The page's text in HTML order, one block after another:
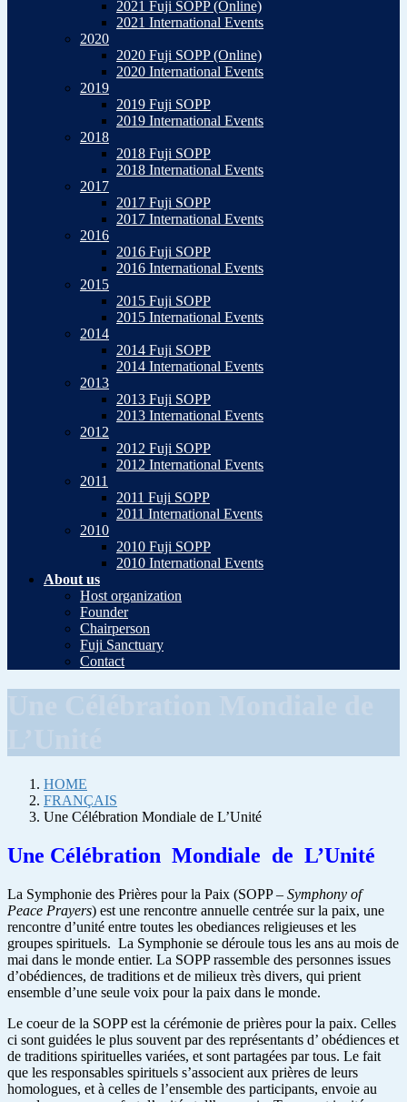
2021 Fuji SOPP (Online)
2021 International Events
2020
2020 Fuji SOPP (Online)
2020 International Events
2019
2019 Fuji SOPP
2019 International Events
2018
2018 Fuji SOPP
2018 International Events
2017
2017 Fuji SOPP
2017 International Events
2016
2016 Fuji SOPP
2016 International Events
2015
2015 Fuji SOPP
2015 International Events
2014
2014 Fuji SOPP
2014 International Events
2013
2013 Fuji SOPP
2013 International Events
2012
2012 Fuji SOPP
2012 International Events
2011
2011 Fuji SOPP
2011 International Events
2010
2010 Fuji SOPP
2010 International Events
About us
Host organization
Founder
Chairperson
Fuji Sanctuary
Contact
HOME
FRANÇAIS
Une Célébration Mondiale de L’Unité
Une Célébration Mondiale de L’Unité
La Symphonie des Prières pour la Paix (SOPP – Symphony of
Peace Prayers) est une rencontre annuelle centrée sur la paix, une
rencontre d’unité entre toutes les obediances religieuses et les
groupes spirituels. La Symphonie se déroule tous les ans au mois de
mai dans le monde entier. La SOPP rassemble des personnes issues
d’obédiences, de traditions et de milieux très divers, qui prient
ensemble d’une seule voix pour la paix dans le monde.
Le coeur de la SOPP est la cérémonie de prières pour la paix. Celles
ci sont guidées le plus souvent par des représentants d’ obédiences et
de traditions spirituelles variées, et sont partagées par tous. Le fait
que les responsables spirituels s’associent aux prières de leurs
homologues, et à celles de l’ensemble des participants, envoie au